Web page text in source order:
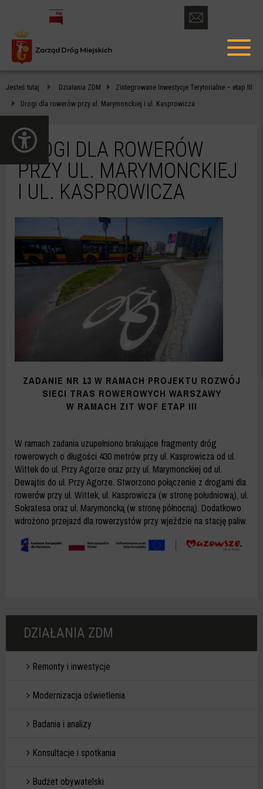
DROGI
DLA
ROWERÓW
PRZY
UL.
MARYMONCKIEJ
KASPROWICZA
WARSZAWA
otwórz
formularz
kontaktowy
menu
Jesteś tutaj Działania ZDM
Zintegrowane Inwestycje Terytorialne – etap III
Drogi dla rowerów przy ul. Marymonckiej i ul. Kasprowicza
DROGI DLA ROWERÓW
PRZY UL. MARYMONCKIEJ
I UL. KASPROWICZA
ZADANIE NR 13 W RAMACH PROJEKTU ROZWÓJ
SIECI TRAS ROWEROWYCH WARSZAWY
W RAMACH ZIT WOF ETAP III
W ramach zadania uzupełniono brakujące fragmenty dróg
rowerowych o długości 430 metrów przy ul. Kasprowicza od ul.
Wittek do ul. Przy Agorze oraz przy ul. Marymonckiej od ul.
Dewajtis do ul. Przy Agorze. Stworzono połączenie z drogami dla
rowerów przy ul. Wittek, ul. Kasprowicza (w stronę południową), ul.
Sokratesa oraz ul. Marymoncką (w stronę północną). Dodatkowo
wdrożono przejazd dla rowerzystów przy wjeździe na stację paliw.
DZIAŁANIA ZDM
Remonty i inwestycje
Modernizacja oświetlenia
Badania i analizy
Konsultacje i spotkania
Budżet obywatelski
panel
dostępności